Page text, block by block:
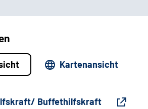
Kartenansicht
Buffethilfskraft